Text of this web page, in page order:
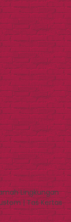
Lingkungan
| Tas Kertas